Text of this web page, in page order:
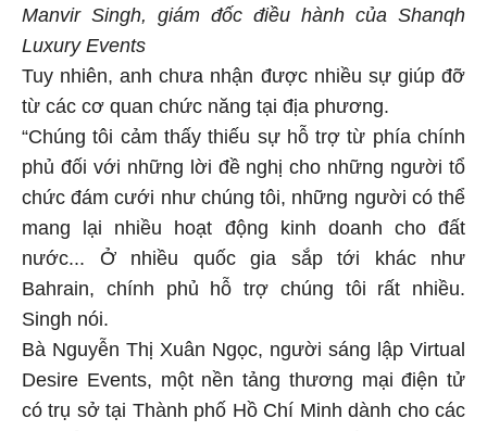
Manvir Singh, giám đốc điều hành của Shanqh
Luxury Events
Tuy nhiên, anh chưa nhận được nhiều sự giúp đỡ
từ các cơ quan chức năng tại địa phương.
“Chúng tôi cảm thấy thiếu sự hỗ trợ từ phía chính
phủ đối với những lời đề nghị cho những người tổ
chức đám cưới như chúng tôi, những người có thể
mang lại nhiều hoạt động kinh doanh cho đất
nước... Ở nhiều quốc gia sắp tới khác như
Bahrain, chính phủ hỗ trợ chúng tôi rất nhiều.
Singh nói.
Bà Nguyễn Thị Xuân Ngọc, người sáng lập Virtual
Desire Events, một nền tảng thương mại điện tử
có trụ sở tại Thành phố Hồ Chí Minh dành cho các